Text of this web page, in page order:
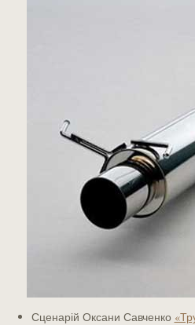
Сценарій Оксани Савченко